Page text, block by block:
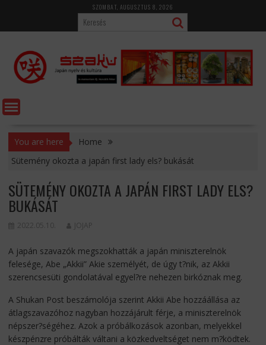
content
SZOMBAT, AUGUSZTUS 8, 2026
You are here
Home
Sütemény okozta a japán first lady els? bukását
SÜTEMÉNY OKOZTA A JAPÁN FIRST LADY ELS?
BUKÁSÁT
2022.05.10. JOJAP
A japán szavazók megszokhatták a japán miniszterelnök
felesége, Abe „Akkii” Akie személyét, de úgy t?nik, az Akkii
szerencsesüti gondolatával egyel?re nehezen birkóznak meg.
A Shukan Post beszámolója szerint Akkii Abe hozzáállása az
átlagszavazóhoz nagyban hozzájárult férje, a miniszterelnök
népszer?ségéhez. Azok a próbálkozások azonban, melyekkel
készpénzre próbálták váltani a közkedveltséget nem m?ködtek.